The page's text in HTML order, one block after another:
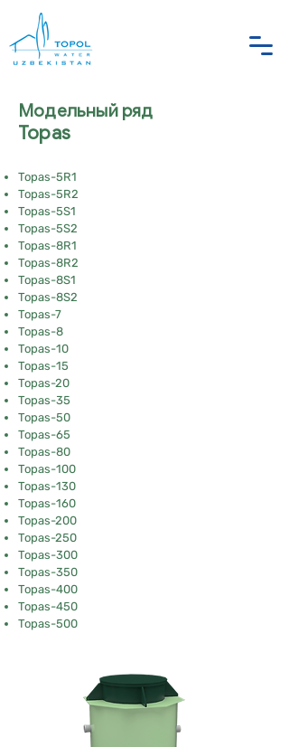
Модельный ряд
Topas
Topas-5R1
Topas-5R2
Topas-5S1
Topas-5S2
Topas-8R1
Topas-8R2
Topas-8S1
Topas-8S2
Topas-7
Topas-8
Topas-10
Topas-15
Topas-20
Topas-35
Topas-50
Topas-65
Topas-80
Topas-100
Topas-130
Topas-160
Topas-200
Topas-250
Topas-300
Topas-350
Topas-400
Topas-450
Topas-500